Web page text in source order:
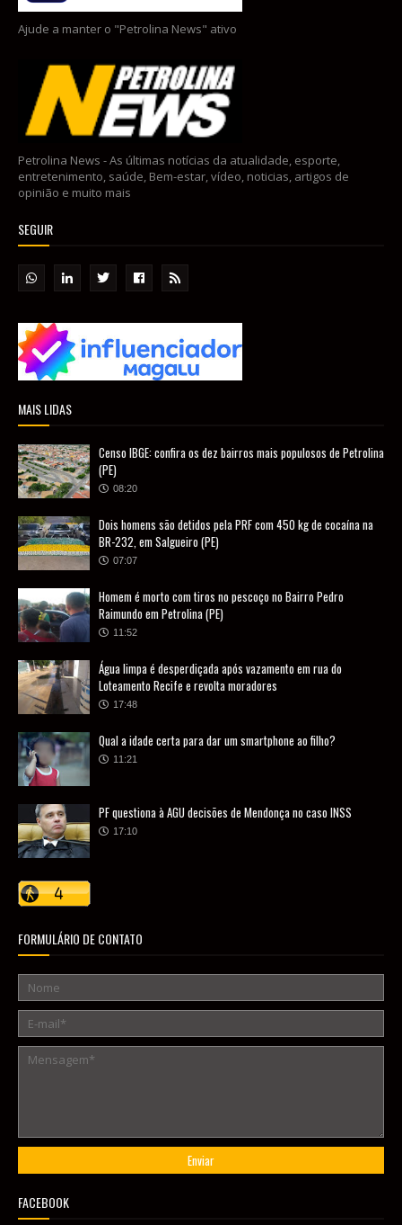
Ajude a manter o "Petrolina News" ativo
Petrolina News - As últimas notícias da atualidade, esporte,
entretenimento, saúde, Bem-estar, vídeo, noticias, artigos de
opinião e muito mais
SEGUIR
MAIS LIDAS
Censo IBGE: confira os dez bairros mais populosos de Petrolina
(PE)
08:20
Dois homens são detidos pela PRF com 450 kg de cocaína na
BR-232, em Salgueiro (PE)
07:07
Homem é morto com tiros no pescoço no Bairro Pedro
Raimundo em Petrolina (PE)
11:52
Água limpa é desperdiçada após vazamento em rua do
Loteamento Recife e revolta moradores
17:48
Qual a idade certa para dar um smartphone ao filho?
11:21
PF questiona à AGU decisões de Mendonça no caso INSS
17:10
FORMULÁRIO DE CONTATO
FACEBOOK